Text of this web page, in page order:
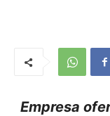
Empresa